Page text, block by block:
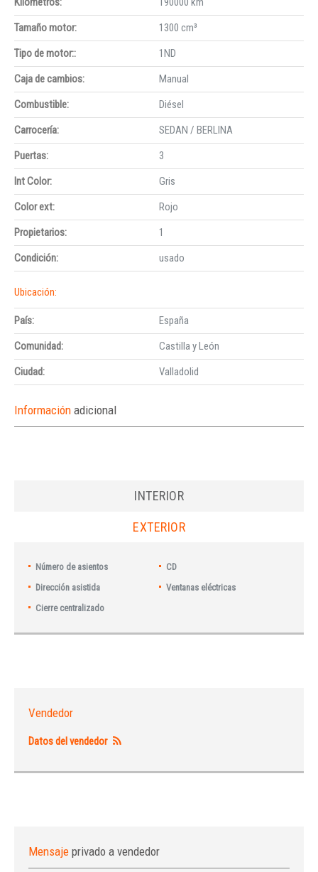
Tamaño motor:
1300 cm³
Tipo de motor::
1ND
Caja de cambios:
Manual
Combustible:
Diésel
Carrocería:
SEDAN / BERLINA
Puertas:
3
Int Color:
Gris
Color ext:
Rojo
Propietarios:
1
Condición:
usado
Ubicación:
País:
España
Comunidad:
Castilla y León
Ciudad:
Valladolid
Información adicional
INTERIOR
EXTERIOR
Número de asientos
CD
Dirección asistida
Ventanas eléctricas
Cierre centralizado
Vendedor
Datos del vendedor
Mensaje privado a vendedor